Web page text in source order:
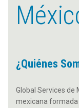
¿Quiénes
Global Services de
mexicana formada